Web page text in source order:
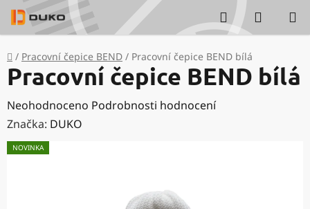
Přejít
na
obsah
Hledat
KOŠÍK
Domů
/ Pracovní čepice BEND / Pracovní čepice BEND bílá
Pracovní čepice BEND bílá
Průměrné
hodnocení
produktu
Neohodnoceno Podrobnosti hodnocení
Značka: DUKO
NOVINKA